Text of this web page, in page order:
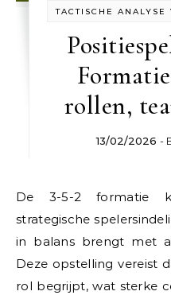
TACTISCHE
rollen,
13/02/2026 -
De 3-5-2 formatie
strategische
in balans brengt met
Deze opstelling vereist
rol begrijpt, wat sterke